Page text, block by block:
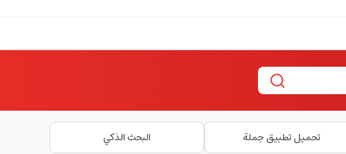
تحميل تطبيق جملة البحث الذكي